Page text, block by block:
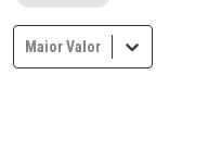
Maior Valor